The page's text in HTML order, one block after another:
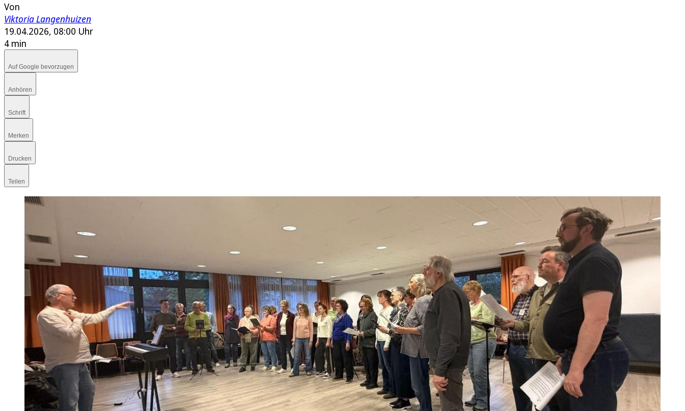
Von
Viktoria Langenhuizen
19.04.2026, 08:00 Uhr
4 min
Auf Google bevorzugen
Anhören
Schrift
Merken
Drucken
Teilen